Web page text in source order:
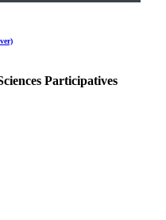
Participatives